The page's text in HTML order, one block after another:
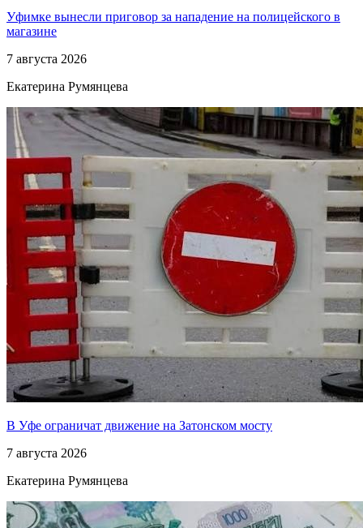
Уфимке вынесли приговор за нападение на полицейского в
магазине
7 августа 2026
Екатерина Румянцева
В Уфе ограничат движение на Затонском мосту
7 августа 2026
Екатерина Румянцева